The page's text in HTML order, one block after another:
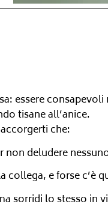
essere
tisane all’anice.
che:
non deludere
collega, e forse c’è
sorridi lo stesso in